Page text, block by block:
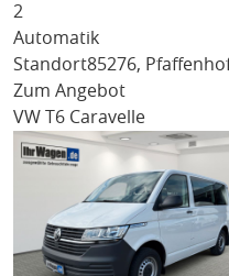
2
Automatik
Standort85276,
Zum Angebot
VW T6 Caravelle